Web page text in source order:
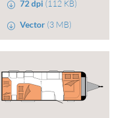
72 dpi (112 KB)
Vector (3 MB)